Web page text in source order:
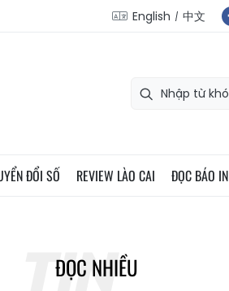
English 中文
ĐỔI SỐ REVIEW LÀO CAI ĐỌC BÁO IN
ĐỌC NHIỀU